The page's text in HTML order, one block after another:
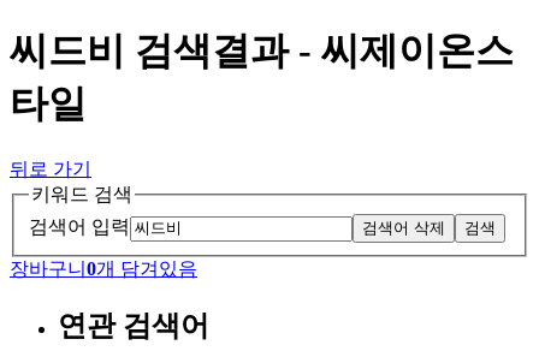
씨드비 검색결과 - 씨제이온스
타일
뒤로 가기
키워드 검색
검색어 입력
검색어 삭제 검색
장바구니 0개 담겨있음
연관 검색어